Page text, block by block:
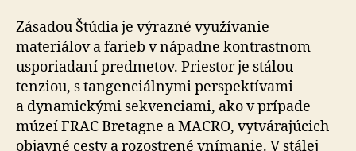
Zásadou Štúdia je výrazné využívanie
materiálov a farieb v nápadne kontrastnom
usporiadaní predmetov. Priestor je stálou
tenziou, s tangenciálnymi perspektívami
a dynamickými sekvenciami, ako v prípade
múzeí FRAC Bretagne a MACRO, vytvárajúcich
objavné cesty a rozostrené vnímanie. V stálej